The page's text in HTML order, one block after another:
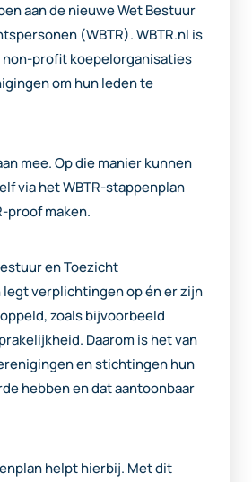
aan de nieuwe Wet Bestuur
(WBTR). WBTR.nl is
profit koepelorganisaties
om hun leden te
mee. Op die manier kunnen
via het WBTR-stappenplan
proof maken.
en Toezicht
verplichtingen op én er zijn
zoals bijvoorbeeld
Daarom is het van
en stichtingen hun
hebben en dat aantoonbaar
helpt hierbij. Met dit